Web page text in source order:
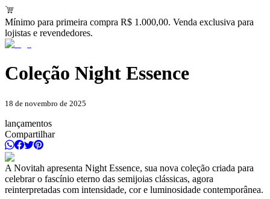
Mínimo para primeira compra R$ 1.000,00. Venda exclusiva para
lojistas e revendedores.
Coleção Night Essence
18 de novembro de 2025
lançamentos
Compartilhar
A Novitah apresenta Night Essence, sua nova coleção criada para
celebrar o fascínio eterno das semijoias clássicas, agora
reinterpretadas com intensidade, cor e luminosidade contemporânea.